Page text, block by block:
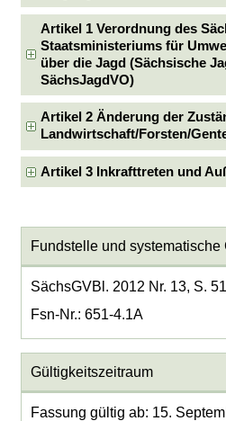
Artikel 1 Verordnung des
Staatsministeriums für
über die Jagd (Sächsische
SächsJagdVO)
Artikel 2 Änderung der
Landwirtschaft/Forsten/
Artikel 3 Inkrafttreten und
Fundstelle und
SächsGVBl. 2012 Nr. 13, S.
Fsn-Nr.: 651-4.1A
Gültigkeitszeitraum
Fassung gültig ab: 15.